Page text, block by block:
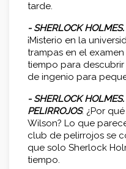
tarde.
- SHERLOCK
¡Misterio en la
trampas en el
tiempo para
de ingenio para
- SHERLOCK
PELIRROJOS: ¿Por
Wilson? Lo que
club de pelirrojos se
que solo Sherlock
tiempo.